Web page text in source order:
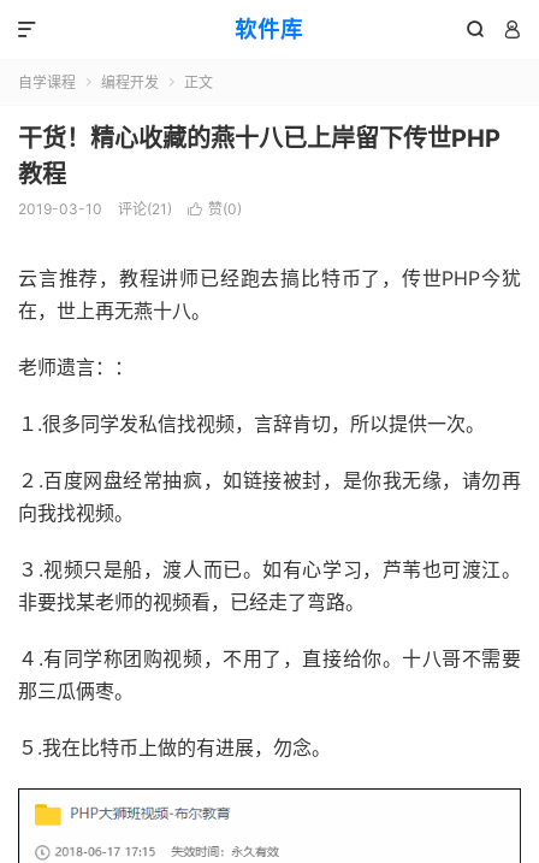
软件库  

自学课程  编程开发  正文
干货！精心收藏的燕十八已上岸留下传世PHP
教程
2019-03-10 评论(21)  赞(0)
云言推荐，教程讲师已经跑去搞比特币了，传世PHP今犹
在，世上再无燕十八。
老师遗言：：
１.很多同学发私信找视频，言辞肯切，所以提供一次。
２.百度网盘经常抽疯，如链接被封，是你我无缘，请勿再
向我找视频。
３.视频只是船，渡人而已。如有心学习，芦苇也可渡江。
非要找某老师的视频看，已经走了弯路。
４.有同学称团购视频，不用了，直接给你。十八哥不需要
那三瓜俩枣。
５.我在比特币上做的有进展，勿念。